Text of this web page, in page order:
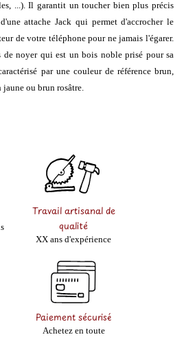
...). Il garantit un toucher bien plus précis
attache Jack qui permet d'accrocher le
de votre téléphone pour ne jamais l'égarer.
de noyer qui est un bois noble prisé pour sa
par une couleur de référence brun,
ou brun rosâtre.
Travail artisanal de
qualité
XX ans d'expérience
Paiement sécurisé
Achetez en toute